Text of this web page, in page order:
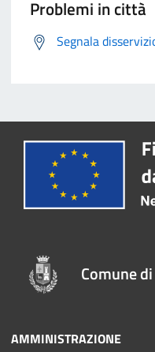
Problemi in città
Segnala
Comune
AMMINISTRAZIONE